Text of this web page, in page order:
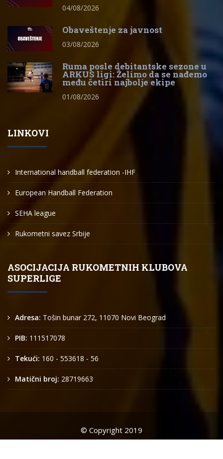
04/08/2026
Obaveštenje za javnost
03/08/2026
Ruma posle debitantske sezone u
ARKUS ligi: Želimo da se nađemo
među četiri najbolje ekipe
01/08/2026
LINKOVI
International handball federation -IHF
European Handball Federation
SEHA league
Rukometni savez Srbije
ASOCIJACIJA RUKOMETNIH KLUBOVA
SUPERLIGE
Adresa: Tošin bunar 272, 11070 Novi Beograd
PIB: 111517078
Tekući: 160 - 553618 - 56
Matični broj: 28719663
© Copyright 2019
Arkus liga